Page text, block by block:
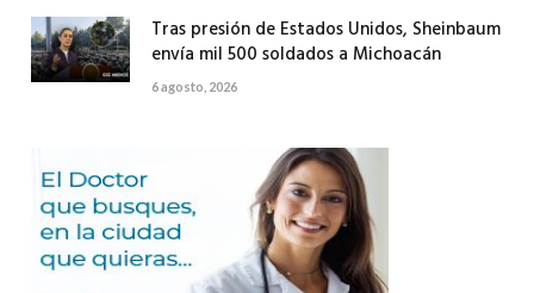
Tras presión de Estados Unidos, Sheinbaum
envía mil 500 soldados a Michoacán
6 agosto, 2026